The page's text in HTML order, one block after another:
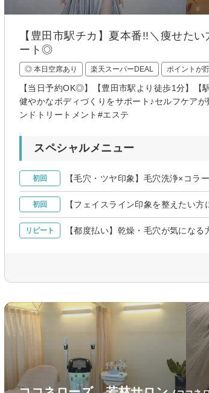
【豊田市駅チカ】夏本番!!＼痩せた
ート◎
◎ 本日空席あり 楽天スーパーDEAL ポイントが
【当日予約OK◎】【豊田市駅より徒歩1分】
健やかなボディづくりをサポート♪セルフケア
ンドトリートメント#エステ
スペシャルメニュー
初回 【毛穴・ツヤ印象】毛穴洗浄×コ
初回 【フェイスライン印象を整えたい
リピート 【都度払い】乾燥・毛穴が気にな